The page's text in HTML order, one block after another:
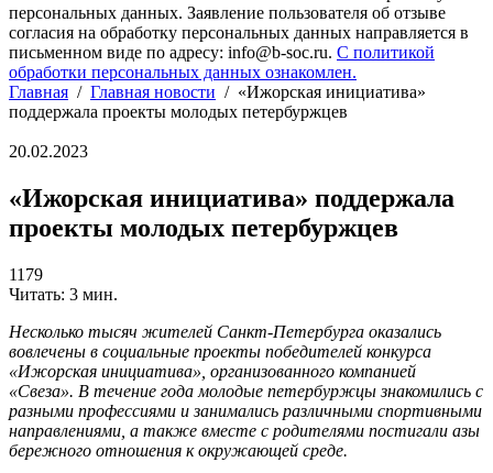
персональных данных. Заявление пользователя об отзыве
согласия на обработку персональных данных направляется в
письменном виде по адресу: info@b-soc.ru. С политикой
обработки персональных данных ознакомлен.
Главная / Главная новости / «Ижорская инициатива»
поддержала проекты молодых петербуржцев
20.02.2023
«Ижорская инициатива» поддержала
проекты молодых петербуржцев
1179
Читать: 3 мин.
Несколько тысяч жителей Санкт-Петербурга оказались
вовлечены в социальные проекты победителей конкурса
«Ижорская инициатива», организованного компанией
«Свеза». В течение года молодые петербуржцы знакомились с
разными профессиями и занимались различными спортивными
направлениями, а также вместе с родителями постигали азы
бережного отношения к окружающей среде.